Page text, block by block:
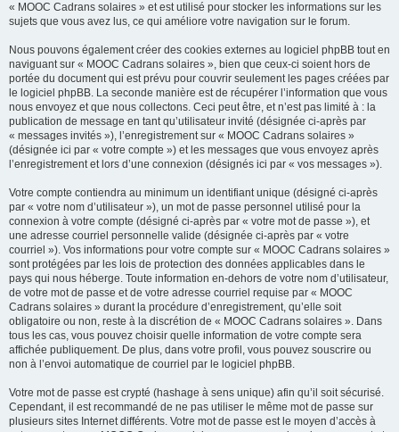
« MOOC Cadrans solaires » et est utilisé pour stocker les informations sur les
sujets que vous avez lus, ce qui améliore votre navigation sur le forum.
Nous pouvons également créer des cookies externes au logiciel phpBB tout en
naviguant sur « MOOC Cadrans solaires », bien que ceux-ci soient hors de
portée du document qui est prévu pour couvrir seulement les pages créées par
le logiciel phpBB. La seconde manière est de récupérer l’information que vous
nous envoyez et que nous collectons. Ceci peut être, et n’est pas limité à : la
publication de message en tant qu’utilisateur invité (désignée ci-après par
« messages invités »), l’enregistrement sur « MOOC Cadrans solaires »
(désignée ici par « votre compte ») et les messages que vous envoyez après
l’enregistrement et lors d’une connexion (désignés ici par « vos messages »).
Votre compte contiendra au minimum un identifiant unique (désigné ci-après
par « votre nom d’utilisateur »), un mot de passe personnel utilisé pour la
connexion à votre compte (désigné ci-après par « votre mot de passe »), et
une adresse courriel personnelle valide (désignée ci-après par « votre
courriel »). Vos informations pour votre compte sur « MOOC Cadrans solaires »
sont protégées par les lois de protection des données applicables dans le
pays qui nous héberge. Toute information en-dehors de votre nom d’utilisateur,
de votre mot de passe et de votre adresse courriel requise par « MOOC
Cadrans solaires » durant la procédure d’enregistrement, qu’elle soit
obligatoire ou non, reste à la discrétion de « MOOC Cadrans solaires ». Dans
tous les cas, vous pouvez choisir quelle information de votre compte sera
affichée publiquement. De plus, dans votre profil, vous pouvez souscrire ou
non à l’envoi automatique de courriel par le logiciel phpBB.
Votre mot de passe est crypté (hashage à sens unique) afin qu’il soit sécurisé.
Cependant, il est recommandé de ne pas utiliser le même mot de passe sur
plusieurs sites Internet différents. Votre mot de passe est le moyen d’accès à